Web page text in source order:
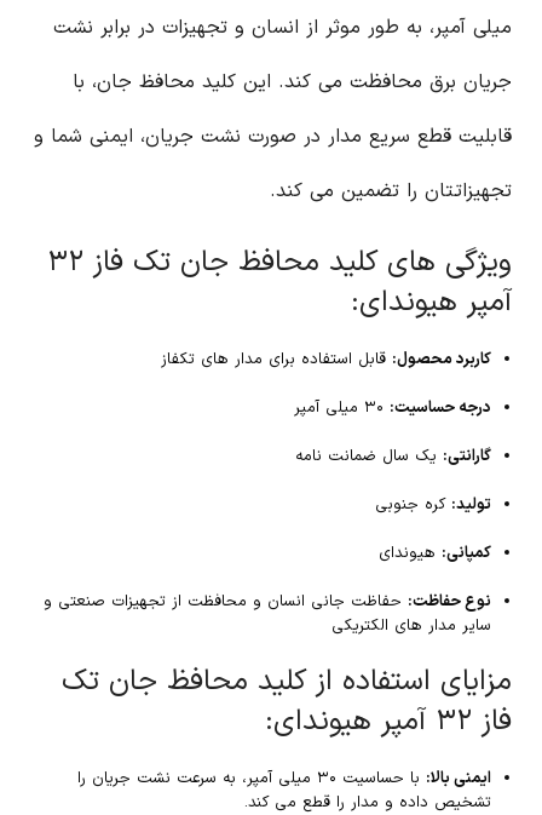
میلی آمپر، به طور موثر از انسان و تجهیزات در برابر نشت
جریان برق محافظت می کند. این کلید محافظ جان، با
قابلیت قطع سریع مدار در صورت نشت جریان، ایمنی شما و
تجهیزاتتان را تضمین می کند.
ویژگی های کلید محافظ جان تک فاز ۳۲
آمپر هیوندای:
کاربرد محصول: قابل استفاده برای مدار های تکفاز
درجه حساسیت:
گارانتی: یک سال ضمانت نامه
تولید: کره جنوبی
کمپانی: هیوندای
نوع حفاظت: حفاظت جانی انسان و محافظت از تجهیزات صنعتی و
سایر مدار های الکتریکی
مزایای استفاده از کلید محافظ جان تک
فاز ۳۲ آمپر هیوندای:
ایمنی بالا:
با حساسیت ۳۰ میلی آمپر، به سرعت نشت جریان را
تشخیص داده و مدار را قطع می کند.